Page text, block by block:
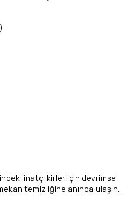
inatçı kirler için devrimsel
temizliğine anında ulaşın.